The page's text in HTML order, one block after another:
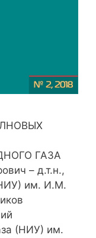
ГАЗА
– д.т.н.,
им. И.М.
(НИУ) им.